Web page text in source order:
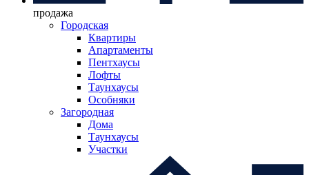
продажа
Городская
Квартиры
Апартаменты
Пентхаусы
Лофты
Таунхаусы
Особняки
Загородная
Дома
Таунхаусы
Участки